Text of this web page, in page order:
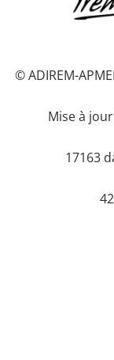
© ADIREM-
Mise à
17163